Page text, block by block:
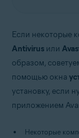
Если некоторые
Antivirus или
образом,
помощью окна
установку, если
приложением
Некоторые